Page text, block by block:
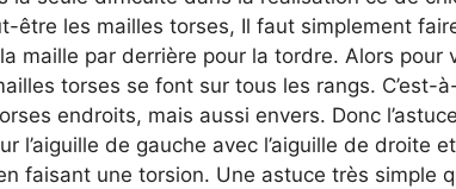
être les mailles torses, Il faut simplement
maille par derrière pour la tordre. Alors pour
torses se font sur tous les rangs. C’est-
endroits, mais aussi envers. Donc
l’aiguille de gauche avec l’aiguille de droite
faisant une torsion. Une astuce très simple